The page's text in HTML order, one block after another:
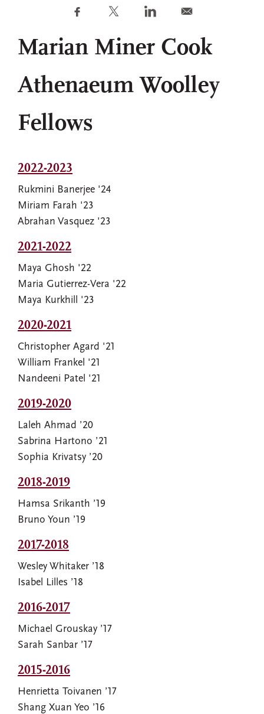
Marian Miner Cook
Athenaeum Woolley
Fellows
2022-2023
Rukmini Banerjee '24
Miriam Farah '23
Abrahan Vasquez '23
2021-2022
Maya Ghosh '22
Maria Gutierrez-Vera '22
Maya Kurkhill '23
2020-2021
Christopher Agard '21
William Frankel '21
Nandeeni Patel '21
2019-2020
Laleh Ahmad ’20
Sabrina Hartono ’21
Sophia Krivatsy ’20
2018-2019
Hamsa Srikanth ’19
Bruno Youn ’19
2017-2018
Wesley Whitaker ’18
Isabel Lilles ’18
2016-2017
Michael Grouskay ’17
Sarah Sanbar ’17
2015-2016
Henrietta Toivanen ’17
Shang Xuan Yeo ’16